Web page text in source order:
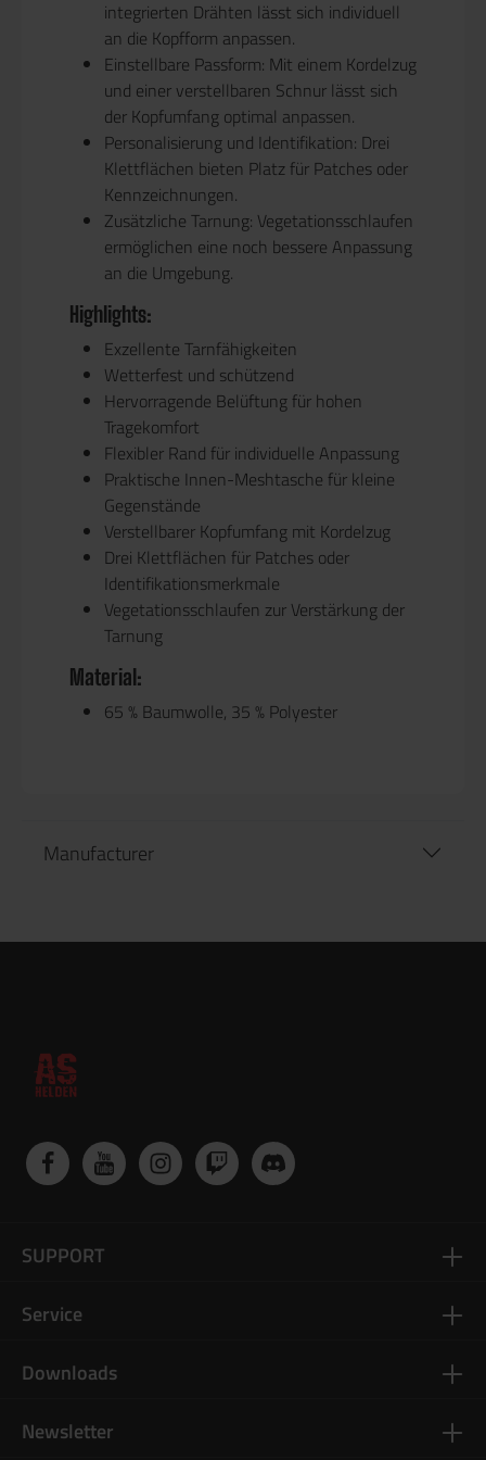
integrierten Drähten lässt sich individuell
an die Kopfform anpassen.
Einstellbare Passform: Mit einem Kordelzug
und einer verstellbaren Schnur lässt sich
der Kopfumfang optimal anpassen.
Personalisierung und Identifikation: Drei
Klettflächen bieten Platz für Patches oder
Kennzeichnungen.
Zusätzliche Tarnung: Vegetationsschlaufen
ermöglichen eine noch bessere Anpassung
an die Umgebung.
Highlights:
Exzellente Tarnfähigkeiten
Wetterfest und schützend
Hervorragende Belüftung für hohen
Tragekomfort
Flexibler Rand für individuelle Anpassung
Praktische Innen-Meshtasche für kleine
Gegenstände
Verstellbarer Kopfumfang mit Kordelzug
Drei Klettflächen für Patches oder
Identifikationsmerkmale
Vegetationsschlaufen zur Verstärkung der
Tarnung
Material:
65 % Baumwolle, 35 % Polyester
Manufacturer
Newsletter
SUPPORT
Service
Downloads